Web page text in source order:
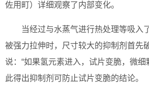
佐用町）详细观察了内部变化。
当经过与水蒸气进行热处理等吸入
被强力拉伸时，尺寸较大的抑制剂首先
说：“如果氢元素进入，试片变脆，微细
此得出抑制剂可防止试片变脆的结论。